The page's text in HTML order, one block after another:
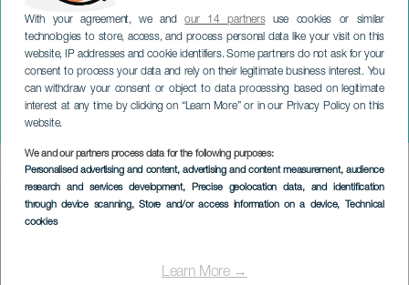
With your agreement, we andour 14 partnersuse cookies or similar
technologies to store, access, and process personal data like your visit on this
website, IP addresses and cookie identifiers. Some partners do not ask for your
consent to process your data and rely on their legitimate business interest. You
can withdraw your consent or object to data processing based on legitimate
interest at any time by clicking on “Learn More” or in our Privacy Policy on this
website.
We and our partners process data for the following purposes:
Personalised advertising and content, advertising and content measurement, audience
research and services development, Precise geolocation data, and identification
through device scanning, Store and/or access information on a device, Technical
cookies
Learn More →
Dočasná výstava: Tělo
uprostřed
GRAN CANARIA
Imagen
Listado